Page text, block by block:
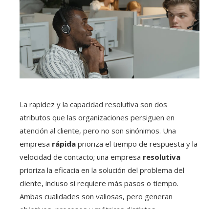
La rapidez y la capacidad resolutiva son dos
atributos que las organizaciones persiguen en
atención al cliente, pero no son sinónimos. Una
empresa rápida prioriza el tiempo de respuesta y la
velocidad de contacto; una empresa resolutiva
prioriza la eficacia en la solución del problema del
cliente, incluso si requiere más pasos o tiempo.
Ambas cualidades son valiosas, pero generan